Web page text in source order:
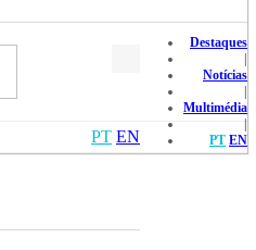
Destaques
Notícias
Multimédia
PT EN
PT EN